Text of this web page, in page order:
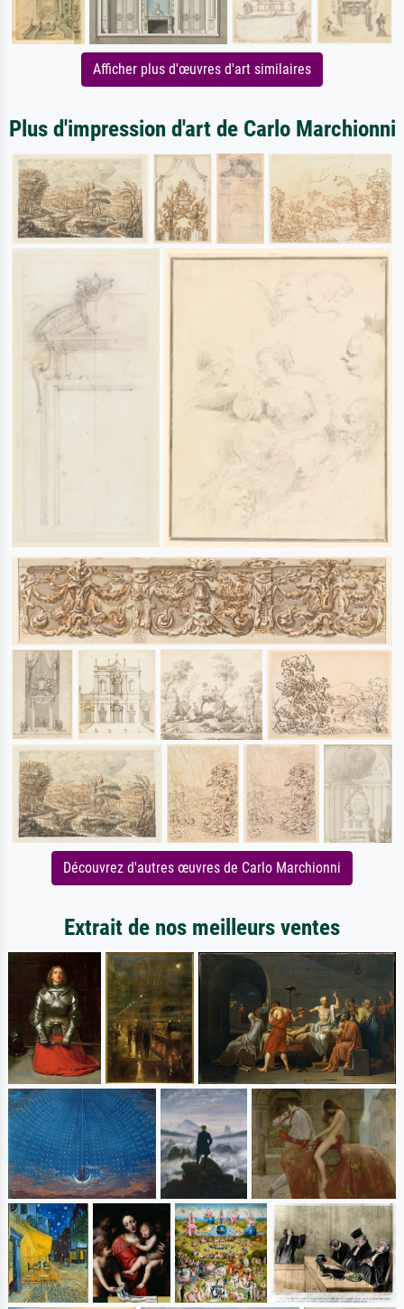
Afficher plus d'œuvres d'art similaires
Plus d'impression d'art de Carlo Marchionni
Découvrez d'autres œuvres de Carlo Marchionni
Extrait de nos meilleurs ventes